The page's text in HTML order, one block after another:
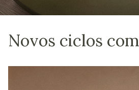
Novos ciclos